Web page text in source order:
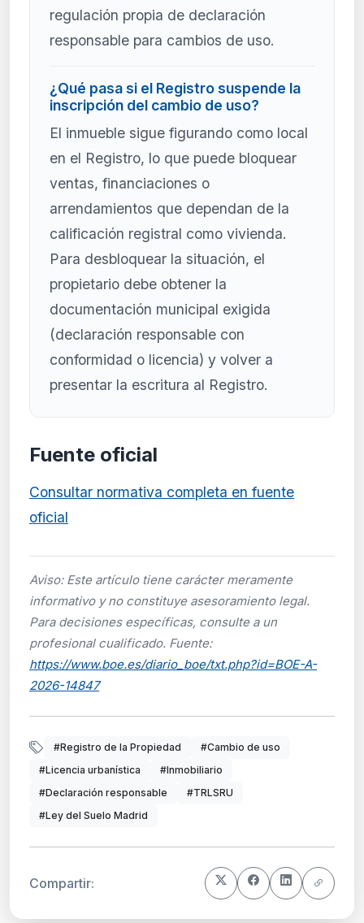
regulación propia de declaración
responsable para cambios de uso.
¿Qué pasa si el Registro suspende la
inscripción del cambio de uso?
El inmueble sigue figurando como local
en el Registro, lo que puede bloquear
ventas, financiaciones o
arrendamientos que dependan de la
calificación registral como vivienda.
Para desbloquear la situación, el
propietario debe obtener la
documentación municipal exigida
(declaración responsable con
conformidad o licencia) y volver a
presentar la escritura al Registro.
Fuente oficial
Consultar normativa completa en fuente
oficial
Aviso: Este artículo tiene carácter meramente
informativo y no constituye asesoramiento legal.
Para decisiones específicas, consulte a un
profesional cualificado. Fuente:
https://www.boe.es/diario_boe/txt.php?id=BOE-A-
2026-14847
#Registro de la Propiedad
#Cambio de uso
#Licencia urbanística
#Inmobiliario
#Declaración responsable
#TRLSRU
#Ley del Suelo Madrid
Compartir: